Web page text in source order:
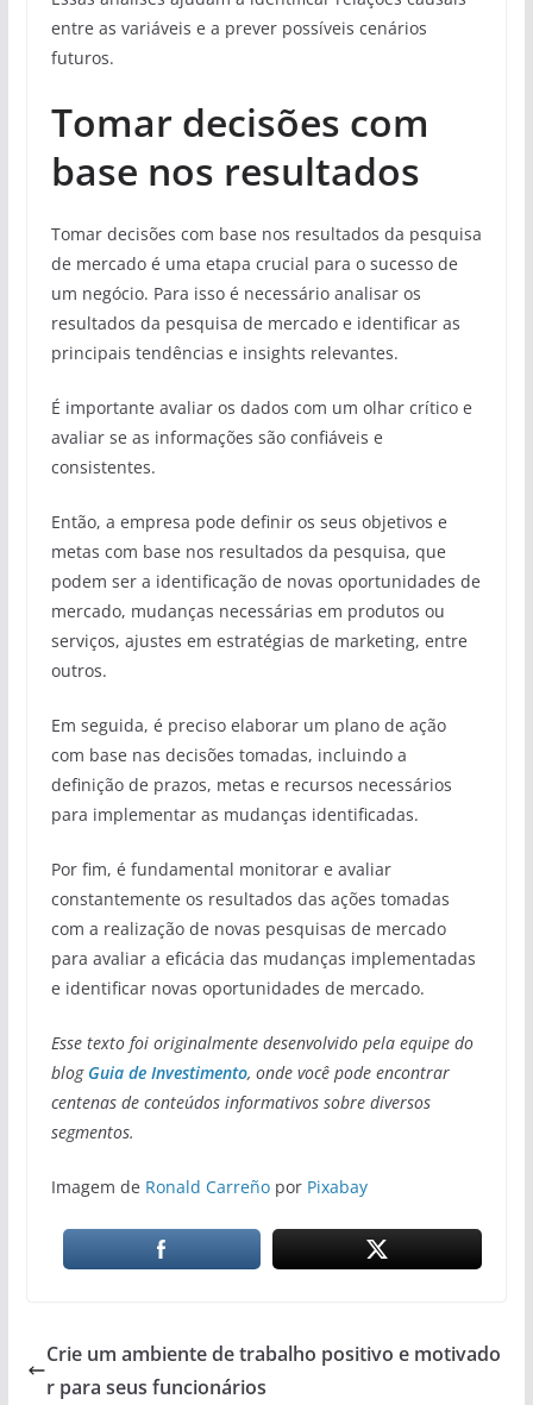
entre as variáveis e a prever possíveis cenários
futuros.
Tomar decisões com
base nos resultados
Tomar decisões com base nos resultados da pesquisa
de mercado é uma etapa crucial para o sucesso de
um negócio. Para isso é necessário analisar os
resultados da pesquisa de mercado e identificar as
principais tendências e insights relevantes.
É importante avaliar os dados com um olhar crítico e
avaliar se as informações são confiáveis e
consistentes.
Então, a empresa pode definir os seus objetivos e
metas com base nos resultados da pesquisa, que
podem ser a identificação de novas oportunidades de
mercado, mudanças necessárias em produtos ou
serviços, ajustes em estratégias de marketing, entre
outros.
Em seguida, é preciso elaborar um plano de ação
com base nas decisões tomadas, incluindo a
definição de prazos, metas e recursos necessários
para implementar as mudanças identificadas.
Por fim, é fundamental monitorar e avaliar
constantemente os resultados das ações tomadas
com a realização de novas pesquisas de mercado
para avaliar a eficácia das mudanças implementadas
e identificar novas oportunidades de mercado.
Esse texto foi originalmente desenvolvido pela equipe do
blog Guia de Investimento, onde você pode encontrar
centenas de conteúdos informativos sobre diversos
segmentos.
Imagem de Ronald Carreñopor Pixabay
Crie um ambiente de trabalho positivo e motivado
r para seus funcionários